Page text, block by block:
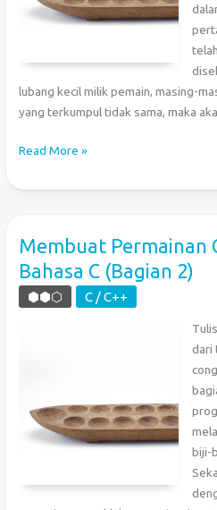
lubang kecil milik pemain, masing-
yang terkumpul tidak sama, maka
Membuat
Congklak
C
(Bagian
3)
Read More »
Membuat Permainan
Bahasa C (Bagian 2)
⬢⬢⬡ C / C++
dari
biji-